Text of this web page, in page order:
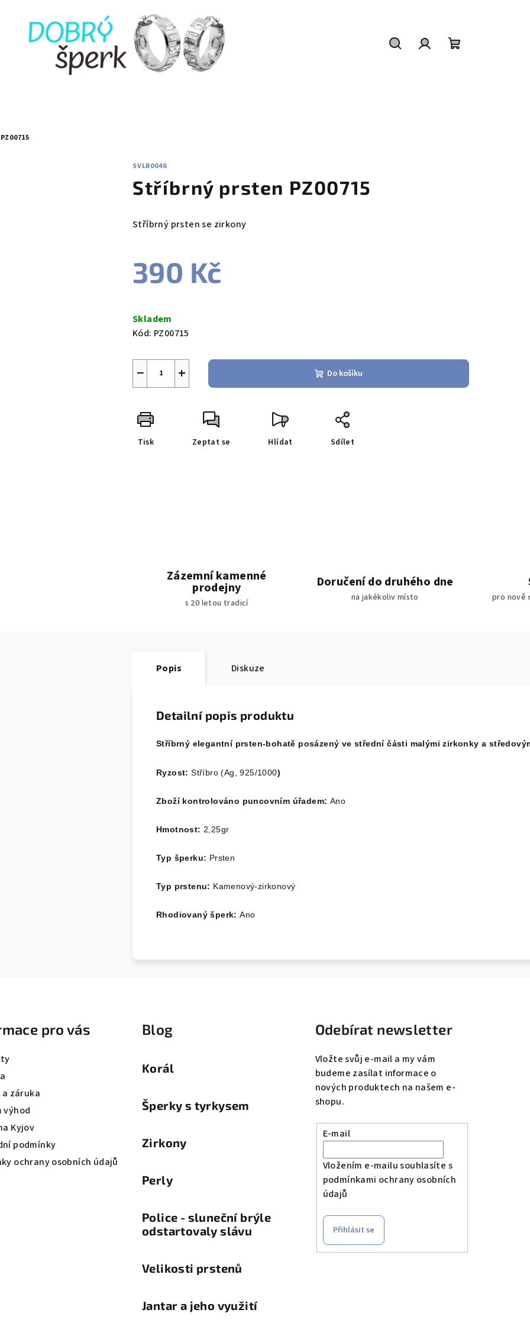
SVLR0046
Stříbrný prsten PZ00715
Stříbrný prsten se zirkony
390 Kč
cena:
Skladem
Kód: PZ00715
+
− Do košíku
Tisk Zeptat se Hlídat Sdílet
Zázemní kamenné
prodejny
s 20 letou tradicí
Doručení do druhého dne
na jakékoliv místo pro nově
Popis Diskuze
Detailní popis produktu
Stříbrný elegantní prsten-bohatě posázený ve střední části malými zirkonky a
Ryzost:Stříbro (Ag, 925/1000)
Zboží kontrolováno puncovním úřadem: Ano
Hmotnost: 2,25gr
Typ šperku: Prsten
Typ prstenu: Kamenový-zirkonový
Rhodiovaný šperk:Ano
pro vás
záruka
výhod
Kyjov
podmínky
ochrany osobních údajů
Blog
Korál
Šperky s tyrkysem
Zirkony
Perly
Police - sluneční brýle
odstartovaly slávu
Velikosti prstenů
Jantar a jeho využití
Odebírat newsletter
Vložte svůj e-mail a my vám
budeme zasílat informace o
nových produktech na našem e-
shopu.
E-mail
Vložením e-mailu souhlasíte s
podmínkami ochrany osobních
údajů
Přihlásit se